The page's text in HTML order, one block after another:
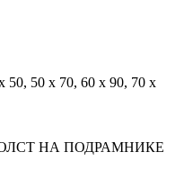
50, 50 х 70, 60 х 90, 70 х
НА ПОДРАМНИКЕ